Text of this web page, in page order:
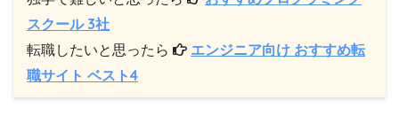
スクール 3社
転職したいと思ったら
エンジニア向け おすすめ転
職サイト ベスト4